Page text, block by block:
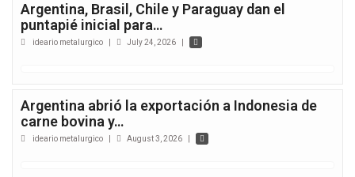
Argentina, Brasil, Chile y Paraguay dan el
puntapié inicial para…
ideario metalurgico July 24, 2026
Argentina abrió la exportación a Indonesia de
carne bovina y…
ideario metalurgico August 3, 2026